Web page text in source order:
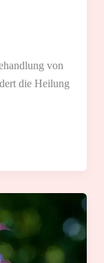
von
die Heilung